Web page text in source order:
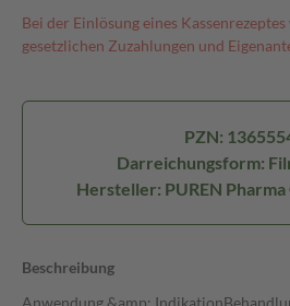
Bei der Einlösung eines
gesetzlichen Zuzahlungen und
PZN:
Darreichungsform:
Hersteller: PUREN Pharma
Beschreibung
Anwendung &amp;